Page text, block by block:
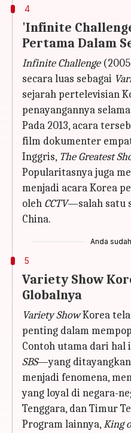
4
'Infinite
Pertama Dalam
Infinite Challenge(2005
secara luas sebagai
sejarah pertelevisian
penayangannya
Pada 2013, acara
film dokumenter
Inggris, The Greatest
Popularitasnya juga
menjadi acara Korea
oleh CCTV—salah satu
China.
Anda sudah
5
Variety Show
Globalnya
Variety ShowKorea
penting dalam
Contoh utama dari hal
SBS—yang
menjadi fenomena,
yang loyal di negara-
Tenggara, dan Timur
Program lainnya,King